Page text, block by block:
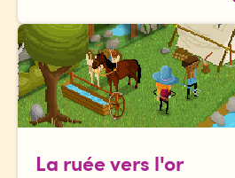
La ruée vers l'or